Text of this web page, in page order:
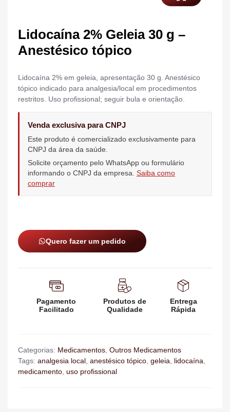
Lidocaína 2% Geleia 30 g –
Anestésico tópico
Lidocaína 2% em geleia, apresentação 30 g. Anestésico
tópico indicado para analgesia/local em procedimentos
restritos. Uso profissional; seguir bula e orientação.
Venda exclusiva para CNPJ
Este produto é comercializado exclusivamente para
CNPJ da área da saúde.
Solicite orçamento pelo WhatsApp ou formulário
informando o CNPJ da empresa. Saiba como
comprar
Quero fazer um pedido
Pagamento
Facilitado
Produtos de
Qualidade
Entrega
Rápida
Categorias: Medicamentos, Outros Medicamentos
Tags: analgesia local, anestésico tópico, geleia, lidocaína,
medicamento, uso profissional